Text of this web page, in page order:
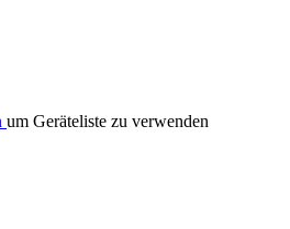
um Geräteliste zu verwenden